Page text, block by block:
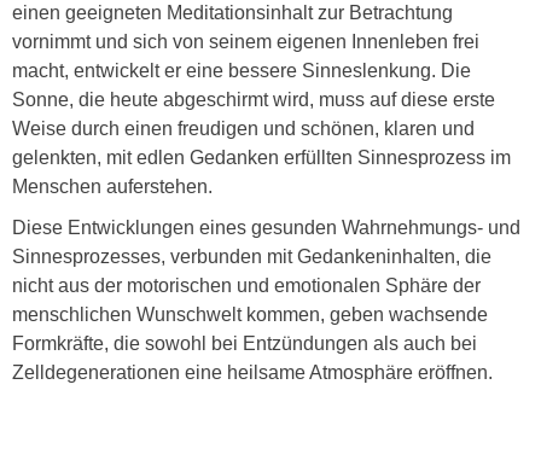
einen geeigneten Meditationsinhalt zur Betrachtung
vornimmt und sich von seinem eigenen Innenleben frei
macht, entwickelt er eine bessere Sinneslenkung. Die
Sonne, die heute abgeschirmt wird, muss auf diese erste
Weise durch einen freudigen und schönen, klaren und
gelenkten, mit edlen Gedanken erfüllten Sinnesprozess im
Menschen auferstehen.
Diese Entwicklungen eines gesunden Wahrnehmungs- und
Sinnesprozesses, verbunden mit Gedankeninhalten, die
nicht aus der motorischen und emotionalen Sphäre der
menschlichen Wunschwelt kommen, geben wachsende
Formkräfte, die sowohl bei Entzündungen als auch bei
Zelldegenerationen eine heilsame Atmosphäre eröffnen.